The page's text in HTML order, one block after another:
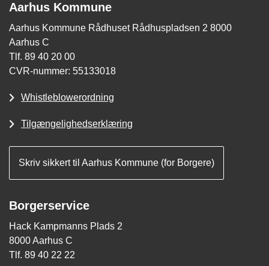
Aarhus Kommune
Aarhus Kommune Rådhuset Rådhuspladsen 2 8000
Aarhus C
Tlf. 89 40 20 00
CVR-nummer: 55133018
Whistleblowerordning
Tilgængelighedserklæring
Skriv sikkert til Aarhus Kommune (for Borgere)
Borgerservice
Hack Kampmanns Plads 2
8000 Aarhus C
Tlf. 89 40 22 22